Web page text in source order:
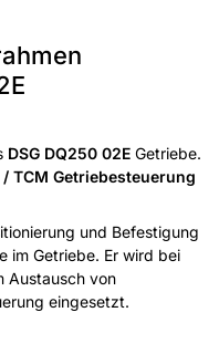
DSG DQ250 02E Getriebe.
/ TCM Getriebesteuerung
und Befestigung
im Getriebe. Er wird bei
Austausch von
eingesetzt.